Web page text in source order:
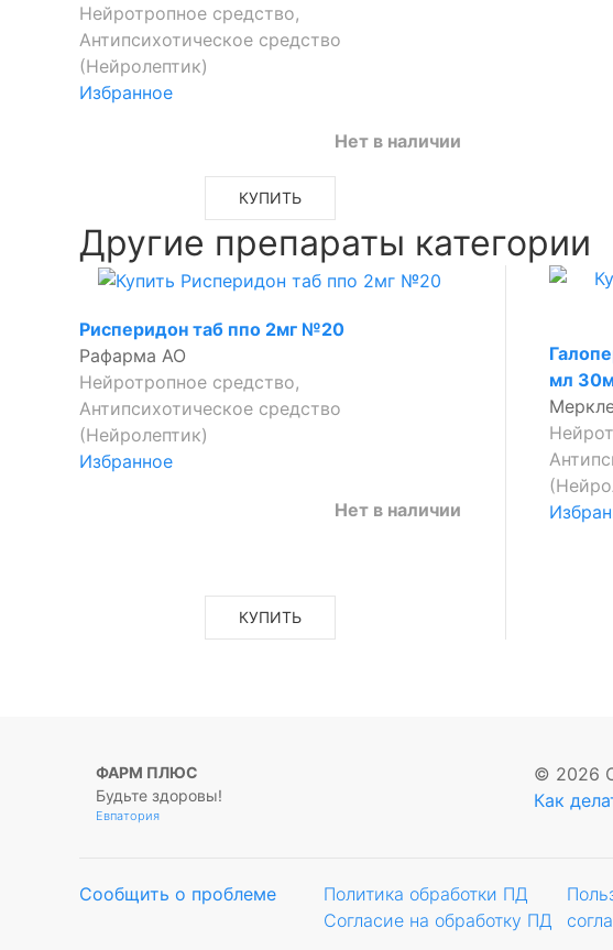
Нейротропное средство,
Антипсихотическое средство
(Нейролептик)
Избранное
Нет в наличии
КУПИТЬ
Другие препараты категории
Рисперидон таб ппо 2мг №20
Рафарма АО
Нейротропное средство,
Антипсихотическое средство
(Нейролептик)
Избранное
Нет в наличии
КУПИТЬ
мл
ФАРМ ПЛЮС
Будьте здоровы!
Евпатория
© 2026
Как
Сообщить о проблеме
Политика обработки ПД
Согласие на обработку ПД